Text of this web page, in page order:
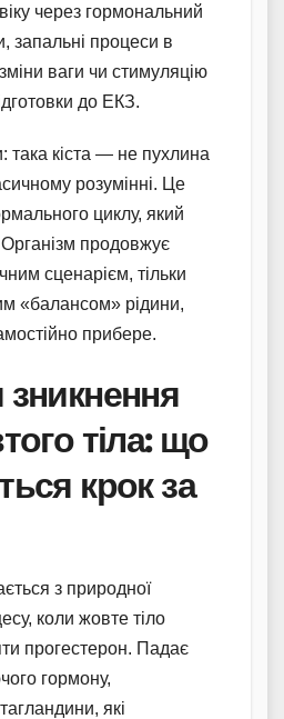
через гормональний
запальні процеси в
зміни ваги чи стимуляцію
до ЕКЗ.
така кіста — не пухлина
розумінні. Це
циклу, який
Організм продовжує
сценарієм, тільки
«балансом» рідини,
прибере.
зникнення
тіла: що
крок за
з природної
коли жовте тіло
прогестерон. Падає
гормону,
які